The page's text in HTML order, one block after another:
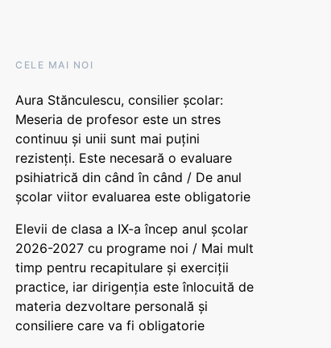
CELE MAI NOI
Aura Stănculescu, consilier școlar:
Meseria de profesor este un stres
continuu și unii sunt mai puțini
rezistenți. Este necesară o evaluare
psihiatrică din când în când / De anul
școlar viitor evaluarea este obligatorie
Elevii de clasa a IX-a încep anul școlar
2026-2027 cu programe noi / Mai mult
timp pentru recapitulare și exerciții
practice, iar dirigenția este înlocuită de
materia dezvoltare personală și
consiliere care va fi obligatorie